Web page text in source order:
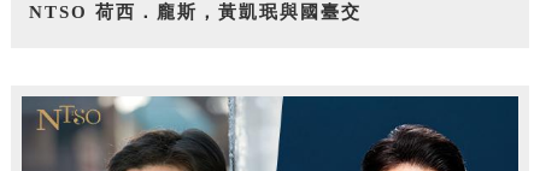
NTSO 荷西．龐斯，黃凱珉與國臺交